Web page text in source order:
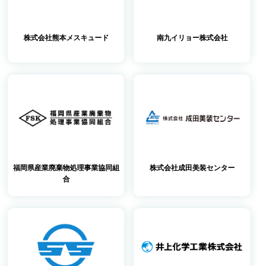
株式会社熊本メスキュード 南九イリョー株式会社
福岡県産業廃棄物処理事業協同組
合
株式会社成田美装センター